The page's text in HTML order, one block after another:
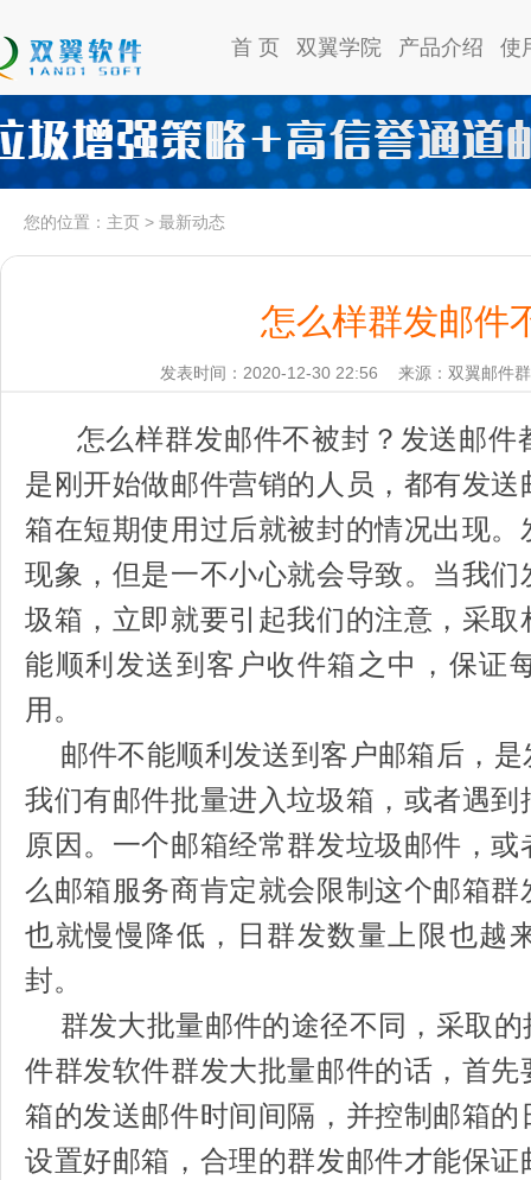
首 页 双翼学院 产品介绍 使
您的位置： 主页 > 最新动态
怎么样群发邮件
发表时间：2020-12-30 22:56 来源：双翼邮件
怎么样群发邮件不被封？发送邮件
是刚开始做邮件营销的人员，都有发
箱在短期使用过后就被封的情况出现
现象，但是一不小心就会导致。当我
圾箱，立即就要引起我们的注意，采
能顺利发送到客户收件箱之中，保证
用。
邮件不能顺利发送到客户邮箱后，是
我们有邮件批量进入垃圾箱，或者遇
原因。一个邮箱经常群发垃圾邮件，
么邮箱服务商肯定就会限制这个邮箱
也就慢慢降低，日群发数量上限也越
封。
群发大批量邮件的途径不同，采取的
件群发软件群发大批量邮件的话，首
箱的发送邮件时间间隔，并控制邮箱
设置好邮箱，合理的群发邮件才能保